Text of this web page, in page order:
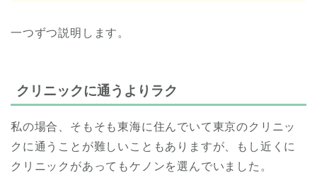
一つずつ説明します。
クリニックに通うよりラク
私の場合、そもそも東海に住んでいて東京のクリニッ
クに通うことが難しいこともありますが、もし近くに
クリニックがあってもケノンを選んでいました。